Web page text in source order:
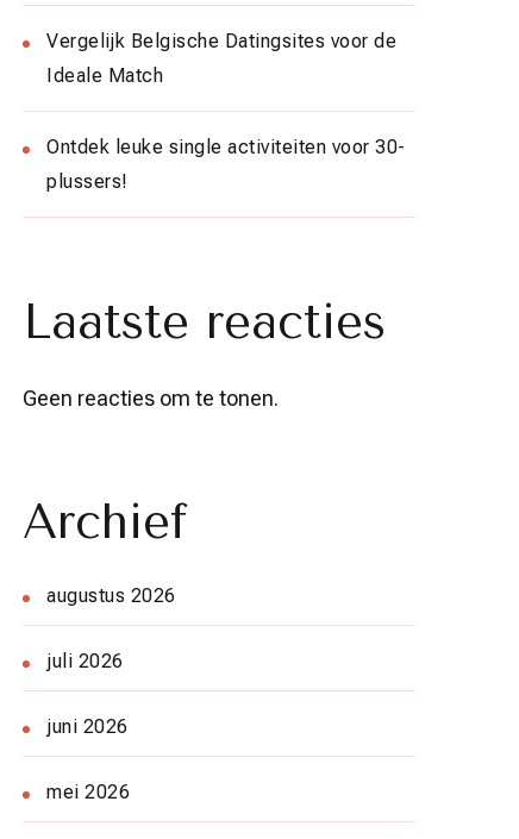
Vergelijk Belgische Datingsites voor de
Ideale Match
Ontdek leuke single activiteiten voor 30-
plussers!
Laatste reacties
Geen reacties om te tonen.
Archief
augustus 2026
juli 2026
juni 2026
mei 2026